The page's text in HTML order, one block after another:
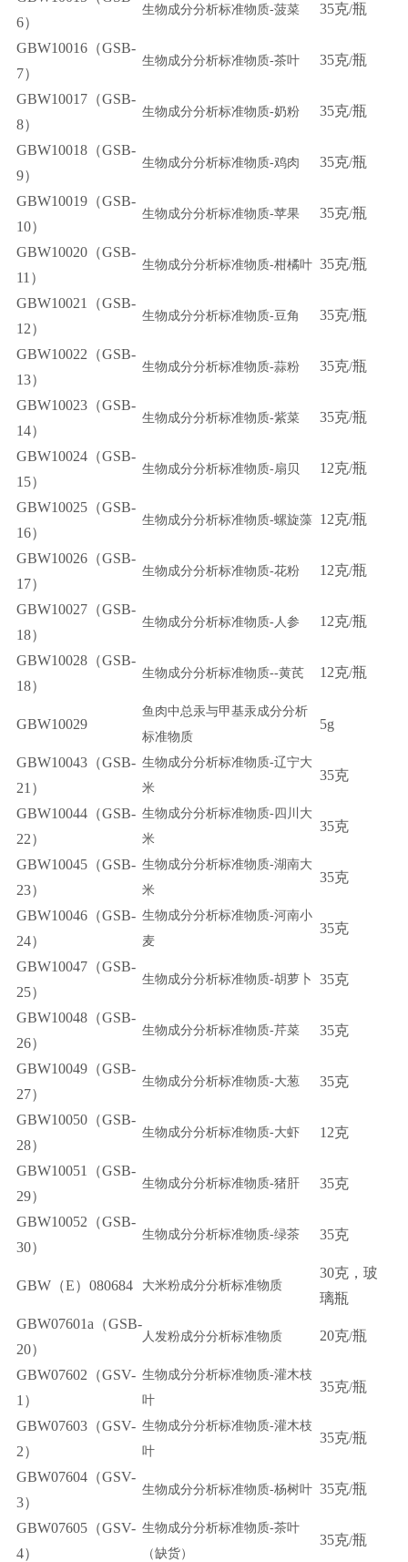
6）
生物成分分析标准物质-菠菜 35克/瓶
GBW10016（GSB-
7）
生物成分分析标准物质-茶叶 35克/瓶
GBW10017（GSB-
8）
生物成分分析标准物质-奶粉 35克/瓶
GBW10018（GSB-
9）
生物成分分析标准物质-鸡肉 35克/瓶
GBW10019（GSB-
10）
生物成分分析标准物质-苹果 35克/瓶
GBW10020（GSB-
11）
生物成分分析标准物质-柑橘叶 35克/瓶
GBW10021（GSB-
12）
生物成分分析标准物质-豆角 35克/瓶
GBW10022（GSB-
13）
生物成分分析标准物质-蒜粉 35克/瓶
GBW10023（GSB-
14）
生物成分分析标准物质-紫菜 35克/瓶
GBW10024（GSB-
15）
生物成分分析标准物质-扇贝 12克/瓶
GBW10025（GSB-
16）
生物成分分析标准物质-螺旋藻 12克/瓶
GBW10026（GSB-
17）
生物成分分析标准物质-花粉 12克/瓶
GBW10027（GSB-
18）
生物成分分析标准物质-人参 12克/瓶
GBW10028（GSB-
18）
生物成分分析标准物质--黄芪 12克/瓶
GBW10029
鱼肉中总汞与甲基汞成分分析
标准物质
5g
GBW10043（GSB-
21）
生物成分分析标准物质-辽宁大
米
35克
GBW10044（GSB-
22）
生物成分分析标准物质-四川大
米
35克
GBW10045（GSB-
23）
生物成分分析标准物质-湖南大
米
35克
GBW10046（GSB-
24）
生物成分分析标准物质-河南小
麦
35克
GBW10047（GSB-
25）
生物成分分析标准物质-胡萝卜 35克
GBW10048（GSB-
26）
生物成分分析标准物质-芹菜 35克
GBW10049（GSB-
27）
生物成分分析标准物质-大葱 35克
GBW10050（GSB-
28）
生物成分分析标准物质-大虾 12克
GBW10051（GSB-
29）
生物成分分析标准物质-猪肝 35克
GBW10052（GSB-
30）
生物成分分析标准物质-绿茶 35克
GBW（E）080684 大米粉成分分析标准物质
30克，玻
璃瓶
GBW07601a（GSB-
20）
人发粉成分分析标准物质 20克/瓶
GBW07602（GSV-
1）
生物成分分析标准物质-灌木枝
叶
35克/瓶
GBW07603（GSV-
2）
生物成分分析标准物质-灌木枝
叶
35克/瓶
GBW07604（GSV-
3）
生物成分分析标准物质-杨树叶 35克/瓶
GBW07605（GSV-
4）
生物成分分析标准物质-茶叶
（缺货）
35克/瓶